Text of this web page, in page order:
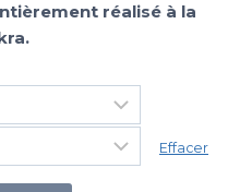
réalisé à la
Effacer